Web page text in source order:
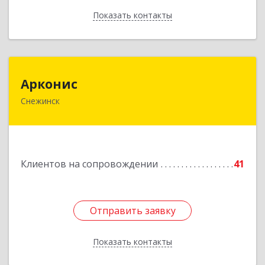
Показать контакты
Назад
Арконис
Снежинск
Клиентов на сопровождении 41
Отправить заявку
Показать контакты
Отправить заявку
Назад